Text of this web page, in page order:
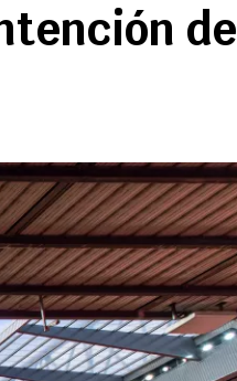
de